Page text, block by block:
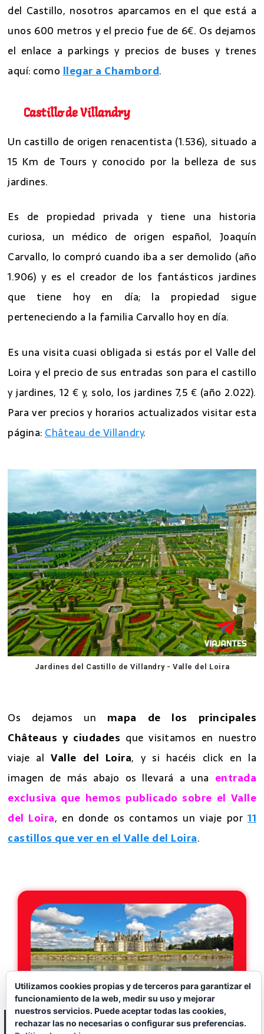
del Castillo, nosotros aparcamos en el que está a
unos 600 metros y el precio fue de 6€. Os dejamos
el enlace a parkings y precios de buses y trenes
aquí: comollegar a Chambord.
Castillo de Villandry
Un castillo de origen renacentista (1.536), situado a
15 Km de Tours y conocido por la belleza de sus
jardines.
Es de propiedad privada y tiene una historia
curiosa, un médico de origen español, Joaquín
Carvallo, lo compró cuando iba a ser demolido (año
1.906) y es el creador de los fantásticos jardines
que tiene hoy en día; la propiedad sigue
perteneciendo a la familia Carvallo hoy en día.
Es una visita cuasi obligada si estás por el Valle del
Loira y el precio de sus entradas son para el castillo
y jardines, 12 € y, solo, los jardines 7,5 € (año 2.022).
Para ver precios y horarios actualizados visitar esta
página:Château de Villandry.
Jardines del Castillo de Villandry - Valle del Loira
Os dejamos un mapa de los principales
Châteaus y ciudades que visitamos en nuestro
viaje alValle del Loira, y si hacéis click en la
imagen de más abajo os llevará a una entrada
exclusiva que hemos publicado sobre el Valle
del Loira, en donde os contamos un viaje por11
castillos que ver en el Valle del Loira.
Utilizamos cookies propias y de terceros para garantizar el
funcionamiento de la web, medir su uso y mejorar
nuestros servicios. Puede aceptar todas las cookies,
rechazar las no necesarias o configurar sus preferencias.